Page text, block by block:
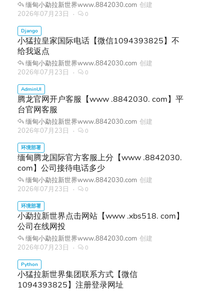
缅甸小勐拉新世界www.8842030.com 创建
2026年07月23日
0
小猛拉皇家国际电话【微信1094393825】不
给我返点
缅甸小勐拉新世界www.8842030.com 创建
2026年07月23日
0
腾龙官网开户客服【www .8842030. com】平
台官网客服
缅甸小勐拉新世界www.8842030.com 创建
2026年07月23日
0
缅甸腾龙国际官方客服上分【www .8842030.
com】公司接待电话多少
缅甸小勐拉新世界www.8842030.com 创建
2026年07月23日
0
小勐拉新世界点击网站【www .xbs518. com】
公司在线网投
缅甸小勐拉新世界www.8842030.com 创建
2026年07月23日
0
小猛拉新世界集团联系方式【微信
1094393825】注册登录网址